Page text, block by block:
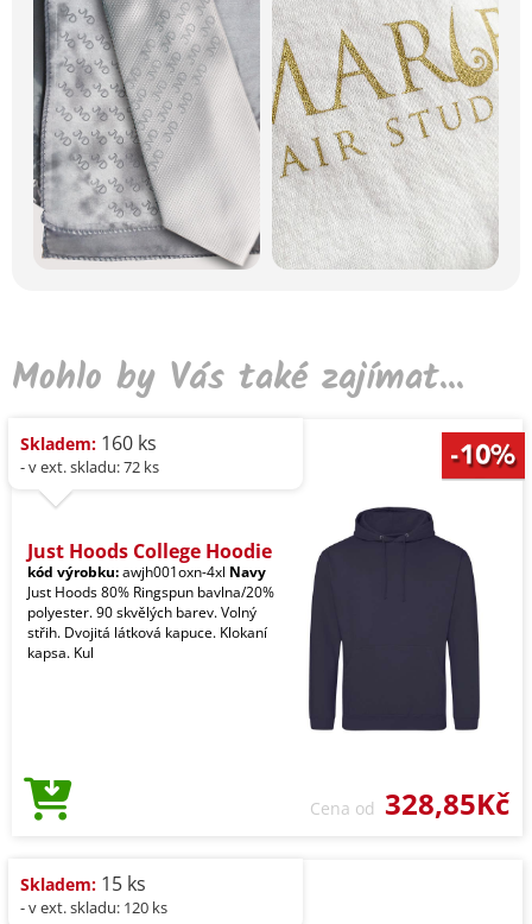
Mohlo by Vás také zajímat...
Skladem: 160 ks
- v ext. skladu: 72 ks
Just Hoods College Hoodie
kód výrobku:awjh001oxn-4xl Navy
Just Hoods 80% Ringspun bavlna/20%
polyester. 90 skvělých barev. Volný
střih. Dvojitá látková kapuce. Klokaní
kapsa. Kul
Cena od 328,85Kč
Skladem: 15 ks
- v ext. skladu: 120 ks